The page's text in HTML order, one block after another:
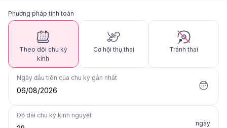
Phương pháp tính toán
Theo dõi chu kỳ
kinh
Cơ hội thụ thai Tránh thai
Ngày đầu tiên của chu kỳ gần nhất
06/08/2026
Độ dài chu kỳ kinh nguyệt
ngày